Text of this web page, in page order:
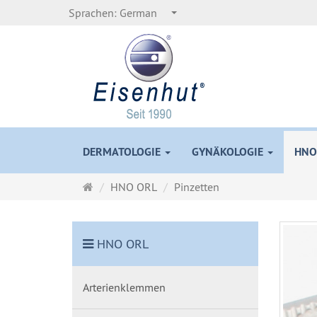
Sprachen: German
DERMATOLOGIE GYNÄKOLOGIE
Startseite
HNO ORL Pinzetten
HNO ORL
Arterienklemmen